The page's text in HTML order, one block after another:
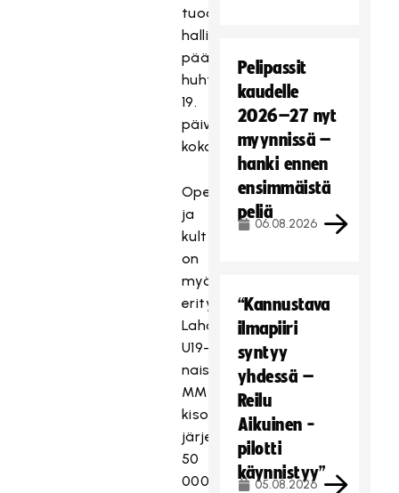
tuodaan
hallitukselle
päätettäväksi
huhtikuun
19.
päivän
kokoukseen.
Opetus-
ja
kulttuuriministeriö
on
myöntänyt
erityisavustusta
Lahden
U19-
naisten
MM-
kisojen
järjestelyihin
50
000
Pelipassit
kaudelle
2026–27 nyt
myynnissä –
hanki ennen
ensimmäistä
peliä
06.08.2026
“Kannustava
ilmapiiri
syntyy
yhdessä –
Reilu
Aikuinen -
pilotti
käynnistyy”
05.08.2026